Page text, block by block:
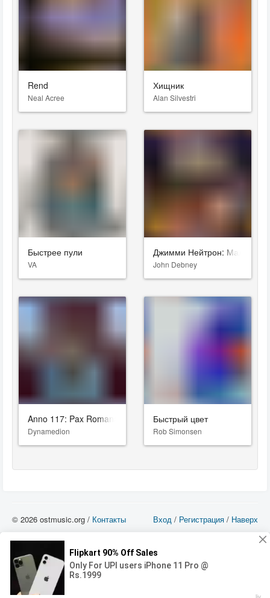
Rend
Neal Acree
Хищник
Alan Silvestri
Быстрее пули
VA
Джимми Нейтрон: Мальчик-
John Debney
Anno 117: Pax Romana
Dynamedion
Быстрый цвет
Rob Simonsen
Вход / Регистрация / Наверх
© 2026 ostmusic.org / Контакты
можете использовать такие материалы только в том в случае, если
использование производится с ознакомительными целями - для прочих целей
вы должны приобрести лицензионную запись.